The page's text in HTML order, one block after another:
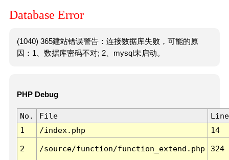
Database Error
(1040) 365建站错误警告：连接数据库失败，可能的原
因：1、数据库密码不对; 2、mysql未启动。
PHP Debug
No. File
Line
1
/index.php 14
2 /source/function/function_extend.php 324